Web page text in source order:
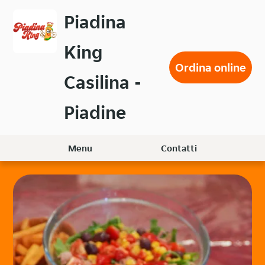
contenuto
Piadina
King
Casilina -
Piadine
Ordina online
Menu Contatti